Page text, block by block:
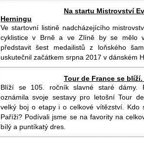
Na startu Mistrovství
Herningu
Ve startovní listině nadcházejícího
cyklistice v Brně a ve Zlíně by se mělo
představit šest medailistů z loňského
uskutečnil začátkem srpna 2017 v dánském
Tour de France se
Blíží se 105. ročník slavné staré dámy.
oznámila svoje sestavy pro letošní Tour
velký boj o etapy i o celkové vítězství. Kdo
Paříži? Podívali jsme se na favority na
bílý a puntíkatý dres.